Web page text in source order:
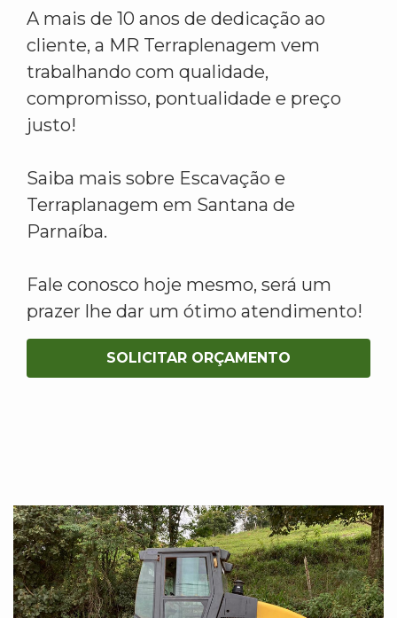
A mais de 10 anos de dedicação ao
cliente, a MR Terraplenagem vem
trabalhando com qualidade,
compromisso, pontualidade e preço
justo!
Saiba mais sobre Escavação e
Terraplanagem em Santana de
Parnaíba.
Fale conosco hoje mesmo, será um
prazer lhe dar um ótimo atendimento!
SOLICITAR ORÇAMENTO